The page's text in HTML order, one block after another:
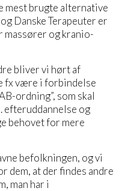
mest brugte alternative
Danske Terapeuter er
massører og kranio-
bliver vi hørt af
fx være i forbindelse
ordning”, som skal
efteruddannelse og
behovet for mere
befolkningen, og vi
dem, at der findes andre
man har i